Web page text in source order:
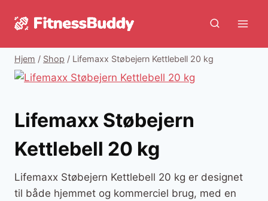
Hjem / Shop / Lifemaxx Støbejern Kettlebell 20 kg
Lifemaxx Støbejern
Kettlebell 20 kg
Lifemaxx Støbejern Kettlebell 20 kg er designet
til både hjemmet og kommerciel brug, med en